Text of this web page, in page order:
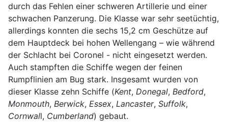
durch das Fehlen einer schweren Artillerie und einer
schwachen Panzerung. Die Klasse war sehr seetüchtig,
allerdings konnten die sechs 15,2 cm Geschütze auf
dem Hauptdeck bei hohen Wellengang – wie während
der Schlacht bei Coronel - nicht eingesetzt werden.
Auch stampften die Schiffe wegen der feinen
Rumpflinien am Bug stark. Insgesamt wurden von
dieser Klasse zehn Schiffe (Kent, Donegal, Bedford,
Monmouth, Berwick, Essex, Lancaster, Suffolk,
Cornwall, Cumberland) gebaut.